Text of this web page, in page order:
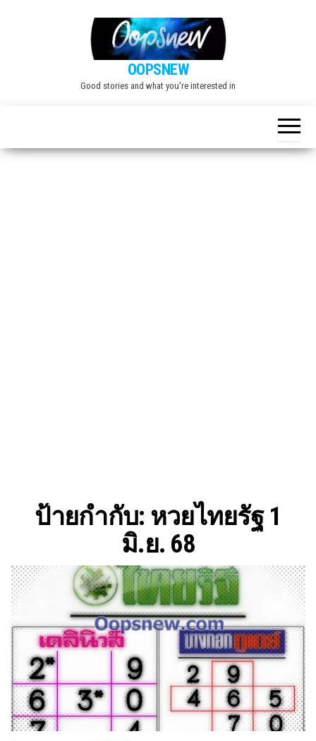
OOPSNEW
Good stories and what you're interested in
ป้ายกำกับ: หวยไทยรัฐ 1
มิ.ย. 68